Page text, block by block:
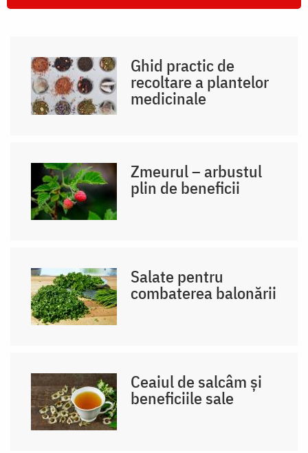
Ghid practic de
recoltare a plantelor
medicinale
Zmeurul – arbustul
plin de beneficii
Salate pentru
combaterea balonării
Ceaiul de salcâm și
beneficiile sale